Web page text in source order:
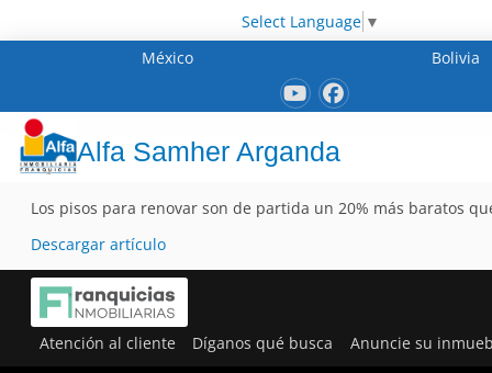
Select Language ▼
México
Bolivia
Alfa Samher Arganda
Los pisos para renovar son de partida un 20% más baratos
Descargar artículo
Atención al cliente Díganos qué busca Anuncie su